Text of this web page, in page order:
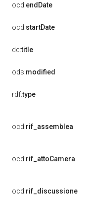
ocd:endDate
ocd:startDate
dc:title
ods:modified
rdf:type
ocd:rif_assemblea
ocd:rif_attoCamera
ocd:rif_discussione